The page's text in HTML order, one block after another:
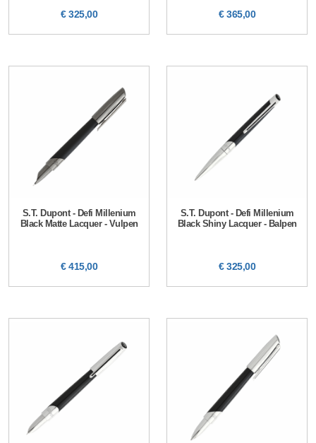
€ 325,00 € 365,00
S.T. Dupont - Defi Millenium
Black Matte Lacquer - Vulpen
€ 415,00
S.T. Dupont - Defi Millenium
Black Shiny Lacquer - Balpen
€ 325,00